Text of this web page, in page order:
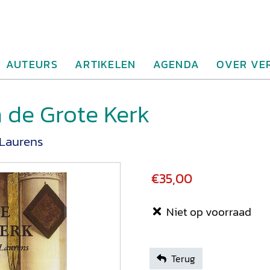
AUTEURS ARTIKELEN AGENDA OVER
Grote Kerk
€35,00
Niet op voorraad
Terug